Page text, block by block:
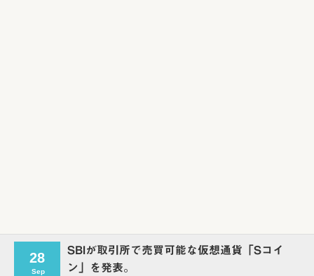
28
Sep
SBIが取引所で売買可能な仮想通貨「Sコイ
ン」を発表。